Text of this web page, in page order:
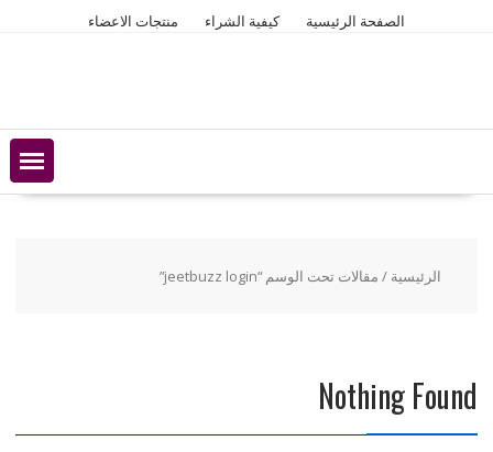
الصفحة الرئيسية كيفية الشراء منتجات الاعضاء
الرئيسية / مقالات تحت الوسم “jeetbuzz login”
Nothing Found